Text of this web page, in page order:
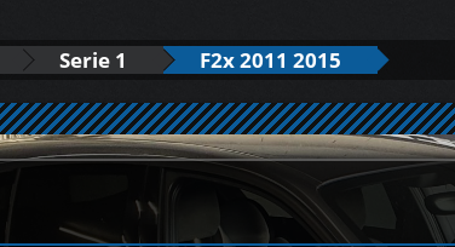
Serie 1 F2x 2011 2015